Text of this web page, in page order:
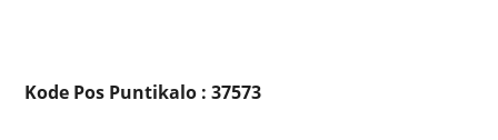
Kode Pos Puntikalo : 37573